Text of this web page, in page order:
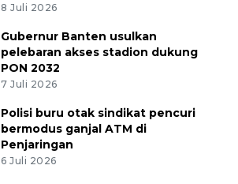
8 Juli 2026
Gubernur Banten usulkan
pelebaran akses stadion dukung
PON 2032
7 Juli 2026
Polisi buru otak sindikat pencuri
bermodus ganjal ATM di
Penjaringan
6 Juli 2026